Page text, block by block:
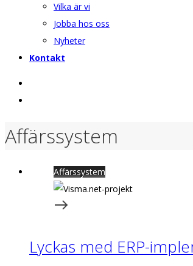
Vilka är vi
Jobba hos oss
Nyheter
Kontakt
Affärssystem
Affärssystem
Lyckas med ERP-